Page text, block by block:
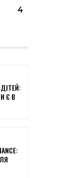
4
Є В